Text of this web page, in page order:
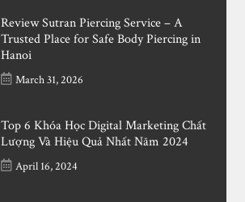
Review Sutran Piercing Service – A
Trusted Place for Safe Body Piercing in
Hanoi
March 31, 2026
Top 6 Khóa Học Digital Marketing Chất
Lượng Và Hiệu Quả Nhất Năm 2024
April 16, 2024